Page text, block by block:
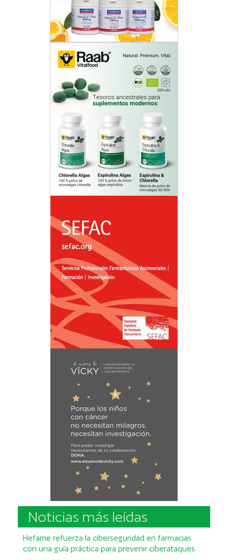
Noticias más leídas
Hefame refuerza la ciberseguridad en farmacias
con una guía práctica para prevenir ciberataques